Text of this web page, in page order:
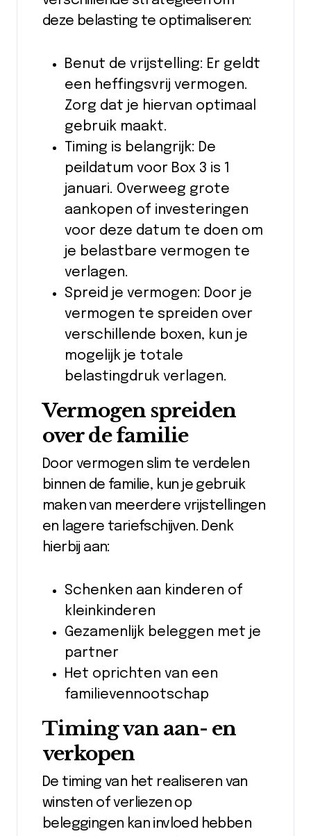
deze belasting te optimaliseren:
Benut de vrijstelling: Er geldt
een heffingsvrij vermogen.
Zorg dat je hiervan optimaal
gebruik maakt.
Timing is belangrijk: De
peildatum voor Box 3 is 1
januari. Overweeg grote
aankopen of investeringen
voor deze datum te doen om
je belastbare vermogen te
verlagen.
Spreid je vermogen: Door je
vermogen te spreiden over
verschillende boxen, kun je
mogelijk je totale
belastingdruk verlagen.
Vermogen spreiden
over de familie
Door vermogen slim te verdelen
binnen de familie, kun je gebruik
maken van meerdere vrijstellingen
en lagere tariefschijven. Denk
hierbij aan:
Schenken aan kinderen of
kleinkinderen
Gezamenlijk beleggen met je
partner
Het oprichten van een
familievennootschap
Timing van aan- en
verkopen
De timing van het realiseren van
winsten of verliezen op
beleggingen kan invloed hebben